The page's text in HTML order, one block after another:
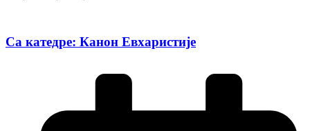
Са катедре: Канон Евхаристије